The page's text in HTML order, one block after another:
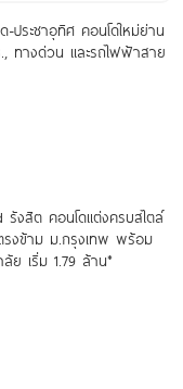
ประชาอุทิศ คอนโดใหม่ย่าน
ทางด่วน และรถไฟฟ้าสาย
รังสิต คอนโดแต่งครบสไตล์
รงข้าม ม.กรุงเทพ พร้อม
ย เริ่ม 1.79 ล้าน*